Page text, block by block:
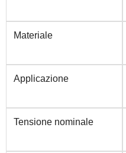
Materiale
Applicazione
Tensione nominale